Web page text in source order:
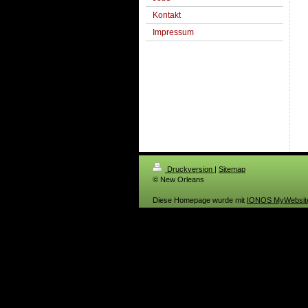
Kontakt
Impressum
Druckversion | Sitemap
© New Orleans
Diese Homepage wurde mit IONOS